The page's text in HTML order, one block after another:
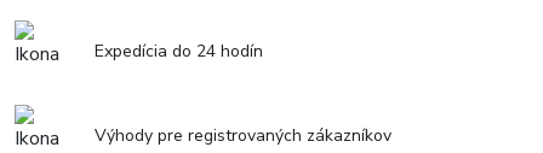
Expedícia do 24 hodín
Výhody pre registrovaných zákazníkov